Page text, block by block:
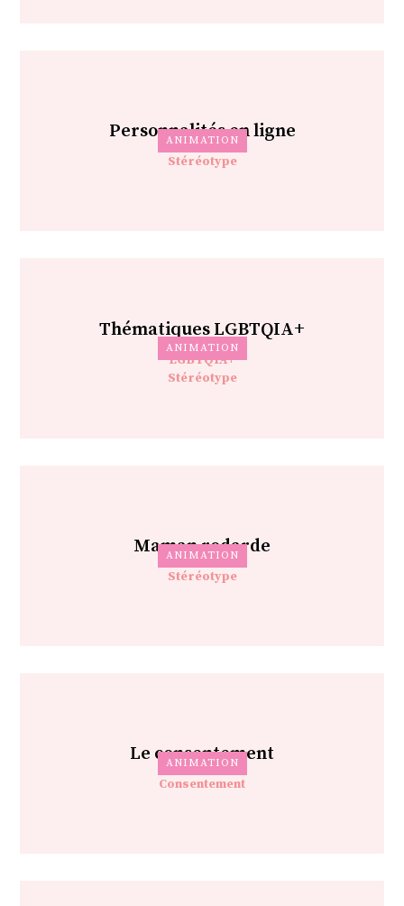
ANIMATION
Personnalités en ligne
Stéréotype
ANIMATION
Thématiques LGBTQIA+
LGBTQIA+
Stéréotype
ANIMATION
Maman rodarde
Stéréotype
ANIMATION
Le consentement
Consentement